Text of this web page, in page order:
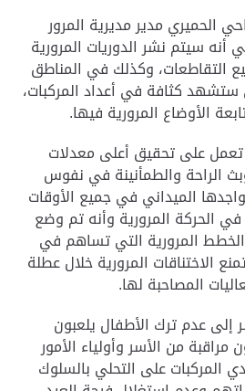
الحميري مدير مديرية المرور
أنه سيتم نشر الدوريات المرورية
التقاطعات، وكذلك في المناطق
ستشهد كثافة في أعداد المركبات،
الأوضاع المرورية فيها.
على تحقيق أعلى معدلات
الراحة والطمأنينة في نفوس
الميداني في جميع الأوقات
في الحركة المرورية وأنه تم وضع
المرورية التي تساهم في
الاختناقات المرورية خلال عطلة
المصاحبة لها.
إلى عدم ترك الأطفال يلعبون
من الأسر وأولياء الأمور
المركبات على التحلي بالسلوك